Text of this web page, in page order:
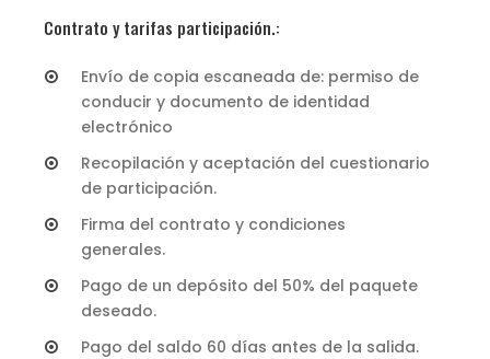
Contrato y tarifas participación.:
Envío de copia escaneada de: permiso de
conducir y documento de identidad
electrónico
Recopilación y aceptación del cuestionario
de participación.
Firma del contrato y condiciones
generales.
Pago de un depósito del 50% del paquete
deseado.
Pago del saldo 60 días antes de la salida.